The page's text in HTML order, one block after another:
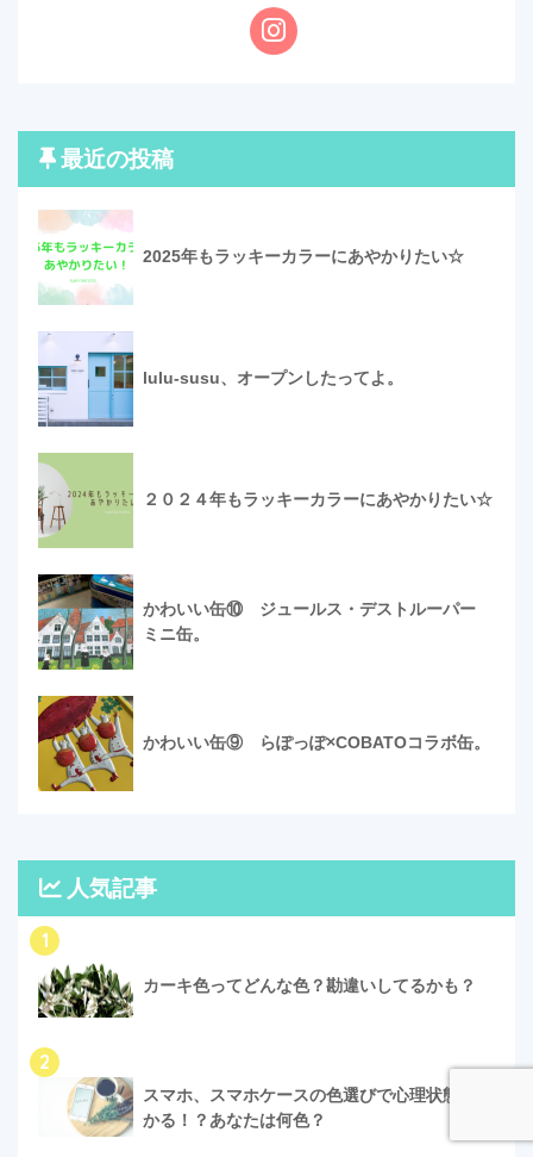
最近の投稿
2025年もラッキーカラーにあやかりたい☆
lulu-susu、オープンしたってよ。
２０２４年もラッキーカラーにあやかりたい☆
かわいい缶⑩ ジュールス・デストルーパー
ミニ缶。
かわいい缶⑨ らぽっぽ×COBATOコラボ缶。
人気記事
1
カーキ色ってどんな色？勘違いしてるかも？
2
スマホ、スマホケースの色選びで心理状態がわ
かる！？あなたは何色？